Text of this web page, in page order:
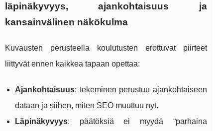
läpinäkyvyys, ajankohtaisuus ja
kansainvälinen näkökulma
Kuvausten perusteella koulutusten erottuvat piirteet
liittyvät ennen kaikkea tapaan opettaa:
Ajankohtaisuus: tekeminen perustuu ajankohtaiseen
dataan ja siihen, miten SEO muuttuu nyt.
Läpinäkyvyys: päätöksiä ei myydä “parhaina